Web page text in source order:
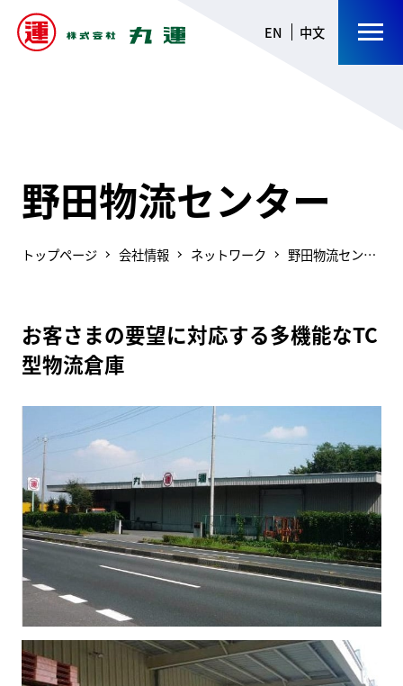
EN 中文
野田物流センター
トップページ 会社情報 ネットワーク
野田物流センタ
お客さまの要望に対応する多機能なTC
型物流倉庫